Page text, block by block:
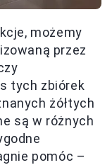
możemy
przez
tych zbiórek
żółtych
są w różnych
pomóc –